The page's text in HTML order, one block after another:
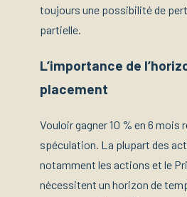
toujours une possibilité de
partielle.
L’importance de
placement
Vouloir gagner 10 % en 6 mois
spéculation. La plupart des
notamment les actions et le
nécessitent un horizon de